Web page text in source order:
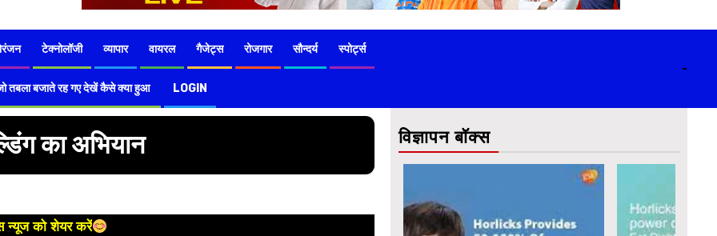
टेक्नोलॉजी व्यापार वायरल गैजेट्स रोजगार सौन्दर्य स्पोर्ट्स
जो तबला बजाते रह गए देखें कैसे क्या हुआ LOGIN
-
का अभियान
न्यूज को शेयर करें
विज्ञापन बॉक्स